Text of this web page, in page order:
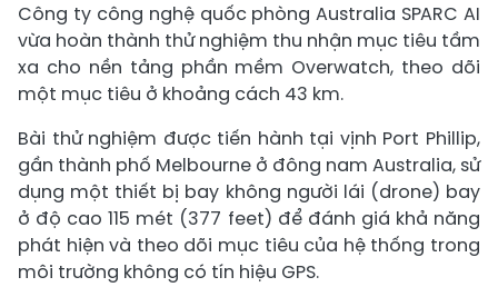
Công ty công nghệ quốc phòng Australia SPARC AI
vừa hoàn thành thử nghiệm thu nhận mục tiêu tầm
xa cho nền tảng phần mềm Overwatch, theo dõi
một mục tiêu ở khoảng cách 43 km.
Bài thử nghiệm được tiến hành tại vịnh Port Phillip,
gần thành phố Melbourne ở đông nam Australia, sử
dụng một thiết bị bay không người lái (drone) bay
ở độ cao 115 mét (377 feet) để đánh giá khả năng
phát hiện và theo dõi mục tiêu của hệ thống trong
môi trường không có tín hiệu GPS.